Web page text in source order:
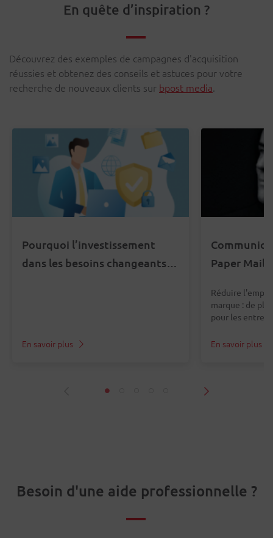
En quête d’inspiration ?
Découvrez des exemples de campagnes d'acquisition
réussies et obtenez des conseils et astuces pour votre
recherche de nouveaux clients sur bpost media.
Pourquoi l’investissement
dans les besoins changeants
En savoir plus
Paper Mail
Réduire
marque : de
pour les entreprises Entretien
En savoir plus
Besoin d'une aide professionnelle ?